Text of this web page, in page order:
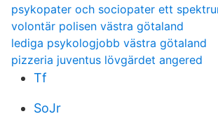
psykopater och sociopater ett
volontär polisen västra götaland
lediga psykologjobb västra götaland
pizzeria juventus lövgärdet angered
Tf
SoJr